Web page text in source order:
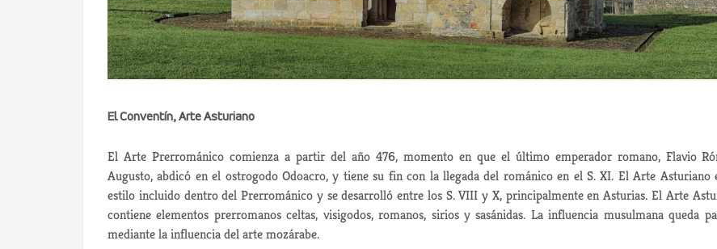
El Conventín, Arte Asturiano
El Arte Prerrománico comienza a partir del año 476, momento en que el último emperador romano, Flavio
Augusto, abdicó en el ostrogodo Odoacro, y tiene su fin con la llegada del románico en el S. XI. El Arte Asturiano
estilo incluido dentro del Prerrománico y se desarrolló entre los S. VIII y X, principalmente en Asturias. El Arte
contiene elementos prerromanos celtas, visigodos, romanos, sirios y sasánidas. La influencia musulmana queda
mediante la influencia del arte mozárabe.